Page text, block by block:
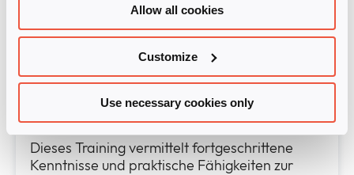
Allow all cookies
Customize
Use necessary cookies only
Termine
Configuration Aruba Mobility
Dieses Training vermittelt fortgeschrittene
Kenntnisse und praktische Fähigkeiten zur